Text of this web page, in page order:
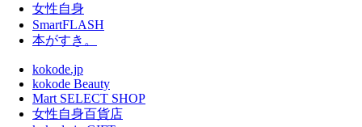
女性自身
SmartFLASH
本がすき。
kokode.jp
kokode Beauty
Mart SELECT SHOP
女性自身百貨店